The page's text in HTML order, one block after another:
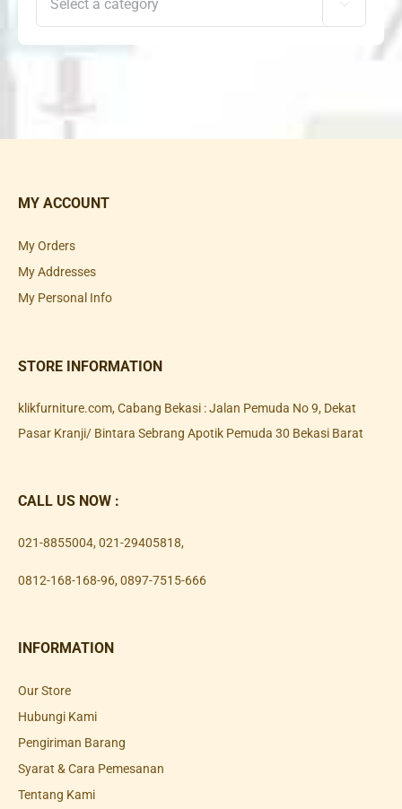

MY ACCOUNT
My Orders
My Addresses
My Personal Info
STORE INFORMATION
klikfurniture.com, Cabang Bekasi : Jalan Pemuda No 9, Dekat
Pasar Kranji/ Bintara Sebrang Apotik Pemuda 30 Bekasi Barat
CALL US NOW :
021-8855004, 021-29405818,
0812-168-168-96, 0897-7515-666
INFORMATION
Our Store
Hubungi Kami
Pengiriman Barang
Syarat & Cara Pemesanan
Tentang Kami